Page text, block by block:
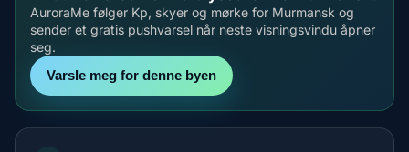
AuroraMe følger Kp, skyer og mørke for Murmansk og
sender et gratis pushvarsel når neste visningsvindu åpner
seg.
Varsle meg for denne byen